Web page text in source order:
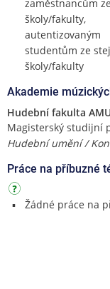
zaměstnancům
školy/fakulty,
autentizovaným
studentům ze
školy/fakulty
Akademie
Hudební fakulta
Magisterský studijní
Hudební umění /
Práce na příbuzné
Žádné práce na